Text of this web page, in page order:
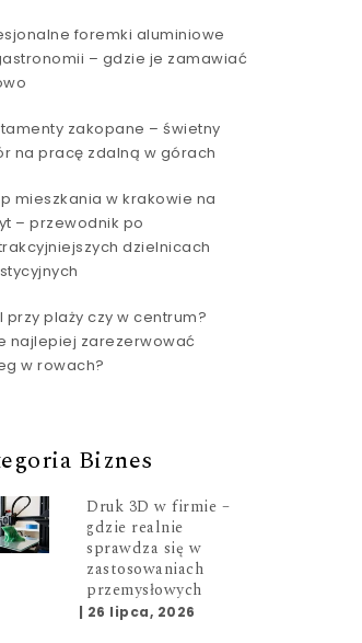
foremki aluminiowe
– gdzie je zamawiać
zakopane – świetny
na pracę zdalną w górach
mieszkania w krakowie na
– przewodnik po
dzielnicach
przy plaży czy w centrum?
najlepiej zarezerwować
w rowach?
Biznes
Druk 3D w firmie –
gdzie realnie
sprawdza się w
zastosowaniach
przemysłowych
| 26 lipca, 2026